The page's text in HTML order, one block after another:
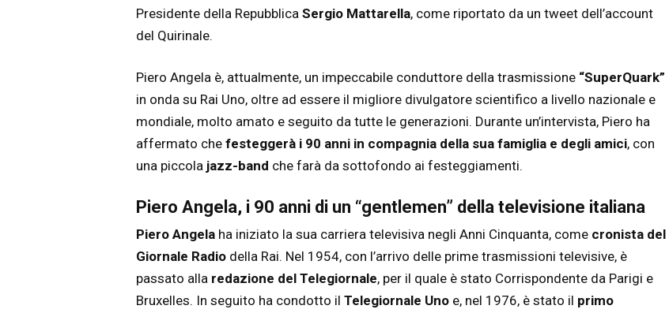
Presidente della Repubblica Sergio Mattarella, come riportato da un tweet dell’account
del Quirinale.
Piero Angela è, attualmente, un impeccabile conduttore della trasmissione “SuperQuark”
in onda su Rai Uno, oltre ad essere il migliore divulgatore scientifico a livello nazionale e
mondiale, molto amato e seguito da tutte le generazioni. Durante un’intervista, Piero ha
affermato che festeggerà i 90 anni in compagnia della sua famiglia e degli amici, con
una piccola jazz-band che farà da sottofondo ai festeggiamenti.
Piero Angela, i 90 anni di un “gentlemen” della televisione italiana
Piero Angelaha iniziato la sua carriera televisiva negli Anni Cinquanta, come cronista del
Giornale Radiodella Rai. Nel 1954, con l’arrivo delle prime trasmissioni televisive, è
passato alla redazione del Telegiornale, per il quale è stato Corrispondente da Parigi e
Bruxelles. In seguito ha condotto il Telegiornale Unoe, nel 1976, è stato il primo